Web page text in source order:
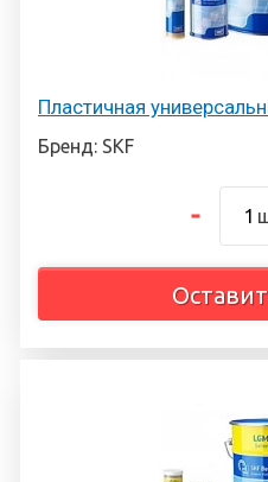
Пластичная
Бренд: SKF